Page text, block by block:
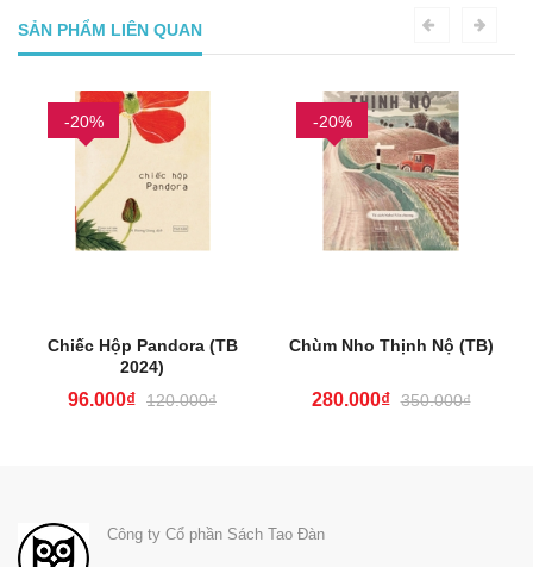
SẢN PHẨM LIÊN QUAN
-20%
Chiếc Hộp Pandora (TB
2024)
96.000₫ 120.000₫
-20%
Chùm Nho Thịnh Nộ (TB)
280.000₫ 350.000₫
Công ty Cổ phần Sách Tao Đàn